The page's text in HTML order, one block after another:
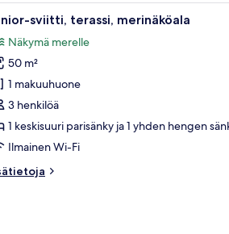
sohva, suuri sänky koristeellisellaHotellihuone,
6 sviitti, terassi, merinäköala
Näkymä merelle
50 m²
1 makuuhuone
3 henkilöä
1 keskisuuri parisänky ja 1 yhden hengen
Ilmainen Wi-Fi